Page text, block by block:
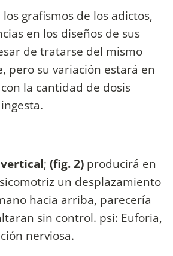
grafismos de los adictos,
en los diseños de sus
de tratarse del mismo
pero su variación estará en
la cantidad de dosis
; (fig. 2) producirá en
un desplazamiento
hacia arriba, parecería
sin control. psi: Euforia,
nerviosa.